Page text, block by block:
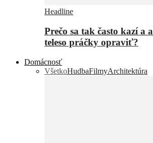
Headline
Prečo sa tak často kazí a
teleso práčky opraviť?
Domácnosť
VšetkoHudbaFilmyArchitektúra